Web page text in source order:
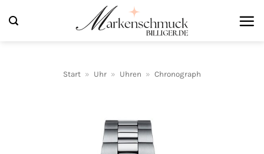
Inhalt
Start » Uhr » Uhren » Chronograph